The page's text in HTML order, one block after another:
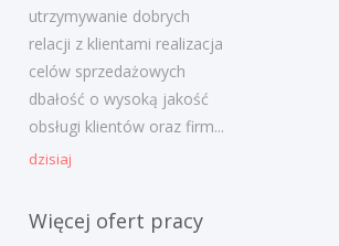
-Obcokrajowcy w
świętokrzyskim
-
Aktywizacja zawodowa osób
niepełnosprawnych w świętokrzyskim
czytelnik-Aktywizacja zawodowa osób
admin - Zawody nadwyżkowe w
utrzymywanie dobrych
relacji z klientami realizacja
celów sprzedażowych
dbałość o wysoką jakość
obsługi klientów oraz firm...
dzisiaj
Więcej ofert pracy